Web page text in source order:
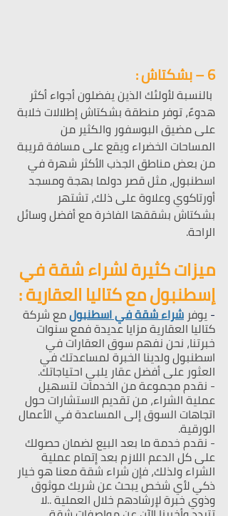
6 – بشكتاش :
بالنسبة لأولئك الذين يفضلون أجواء أكثر
هدوءً، توفر منطقة بشكتاش إطلالات خلابة
على مضيق البوسفور والكثير من
المساحات الخضراء ويقع على مسافة قريبة
من بعض مناطق الجذب الأكثر شهرة في
اسطنبول، مثل قصر دولما بهجة ومسجد
أورتاكوي وعلاوة على ذلك، تشتهر
بشكتاش بشققها الفاخرة مع أفضل وسائل
الراحة.
ميزات كثيرة لشراء شقة في
إسطنبول مع كتاليا العقارية :
- يوفر شراء شقة في اسطنبول مع شركة
كتاليا العقارية مزايا عديدة فمع سنوات
خبرتنا، نحن نفهم سوق العقارات في
اسطنبول ولدينا الخبرة لمساعدتك في
العثور على أفضل عقار يلبي احتياجاتك.
- نقدم مجموعة من الخدمات لتسهيل
عملية الشراء، من تقديم الاستشارات حول
اتجاهات السوق إلى المساعدة في الأعمال
الورقية.
- نقدم خدمة ما بعد البيع لضمان حصولك
على كل الدعم اللازم بعد إتمام عملية
الشراء ولذلك، فإن شراء شقة معنا هو خيار
ذكي لأي شخص يبحث عن شريك موثوق
وذوي خبرة لإرشادهم خلال العملية ..لا